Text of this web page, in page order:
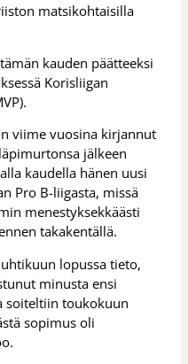
matsikohtaisilla
kauden päätteeksi
Korisliigan
viime vuosina kirjannut
jälkeen
kaudella hänen uusi
Pro B-liigasta, missä
menestyksekkäästi
takakentällä.
lopussa tieto,
minusta ensi
soiteltiin toukokuun
sopimus oli